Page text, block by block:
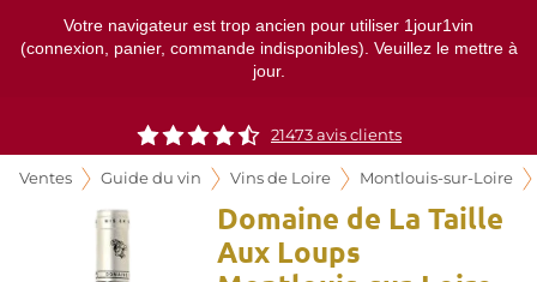
Votre navigateur est trop ancien pour utiliser 1jour1vin
(connexion, panier, commande indisponibles). Veuillez le mettre à
jour.
21473 avis clients
Ventes Guide du vin Vins de Loire Montlouis-sur-Loire
Domaine de La Taille
Aux Loups